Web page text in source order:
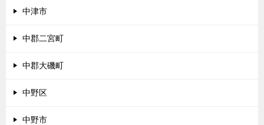
中津市
中郡二宮町
中郡大磯町
中野区
中野市